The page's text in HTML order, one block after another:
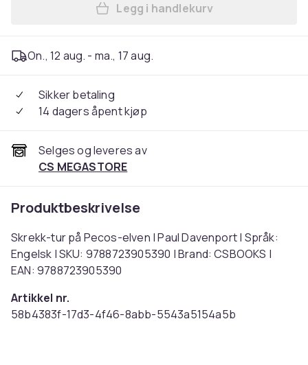
Legg Skrekk-tur på Pecos-
Legg i handlekurv
On., 12 aug. - ma., 17 aug.
Sikker betaling
14 dagers åpent kjøp
Selges og leveres av
CS MEGASTORE
Produktbeskrivelse
Skrekk-tur på Pecos-elven | Paul Davenport | Språk:
Engelsk | SKU: 9788723905390 | Brand: CSBOOKS |
EAN: 9788723905390
Artikkel nr.
58b4383f-17d3-4f46-8abb-5543a5154a5b